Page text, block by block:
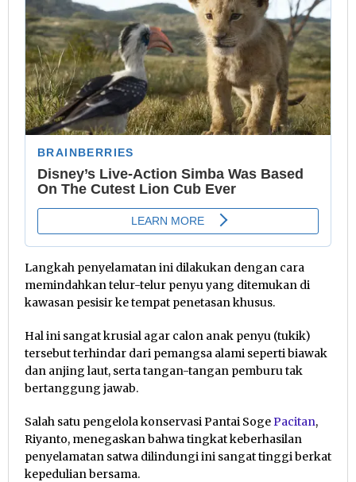
Langkah penyelamatan ini dilakukan dengan cara
memindahkan telur-telur penyu yang ditemukan di
kawasan pesisir ke tempat penetasan khusus.
Hal ini sangat krusial agar calon anak penyu (tukik)
tersebut terhindar dari pemangsa alami seperti biawak
dan anjing laut, serta tangan-tangan pemburu tak
bertanggung jawab.
Salah satu pengelola konservasi Pantai Soge Pacitan,
Riyanto, menegaskan bahwa tingkat keberhasilan
penyelamatan satwa dilindungi ini sangat tinggi berkat
kepedulian bersama.